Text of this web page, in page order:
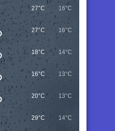
27°C 16°C
27°C 16°C
18°C 14°C
16°C 13°C
20°C 13°C
29°C 14°C